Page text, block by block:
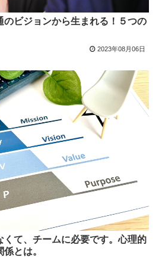
のビジョンから生まれる！５つの
2023年08月06日
くて、チームに必要です。心理的
とは。